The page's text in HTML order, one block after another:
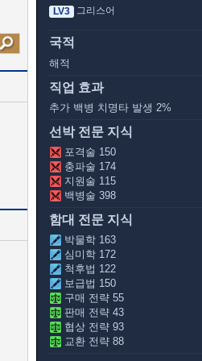
LV3
그리스어
국적
해적
직업 효과
추가 백병 치명타 발생 2%
선박 전문 지식
포격술 150
충파술 174
지원술 115
백병술 398
함대 전문 지식
박물학 163
심미학 172
척후법 122
보급법 150
구매 전략 55
판매 전략 43
협상 전략 93
교환 전략 88